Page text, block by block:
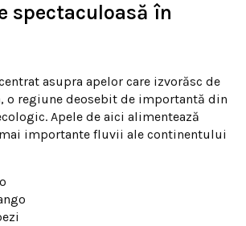
spectaculoasă în
asupra apelor care izvorăsc de
o regiune deosebit de importantă din
Apele de aici alimentează
importante fluvii ale continentului